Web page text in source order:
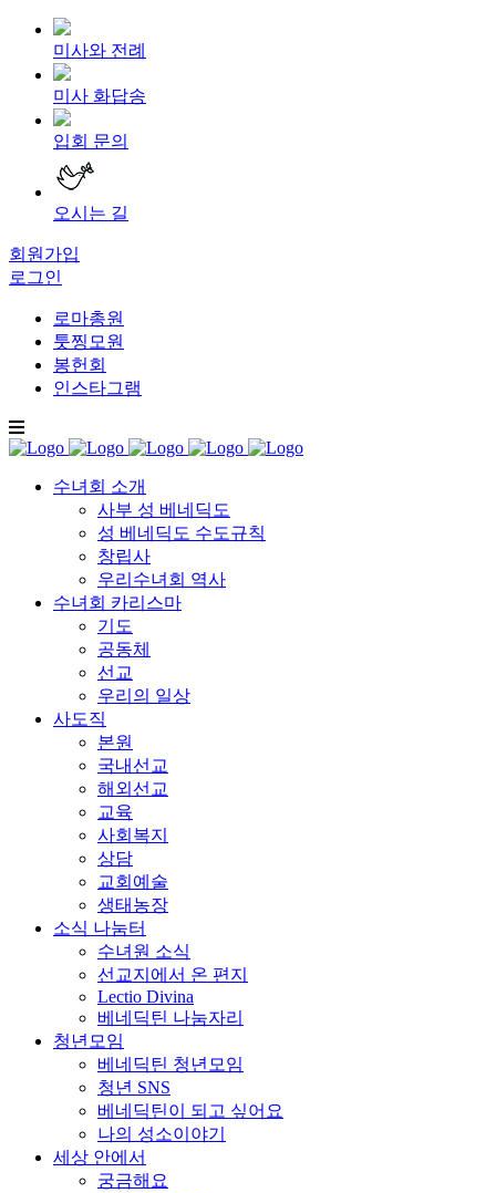
미사와 전례
미사 화답송
입회 문의
오시는 길
회원가입
로그인
로마총원
툿찡모원
봉헌회
인스타그램
수녀회 소개
사부 성 베네딕도
성 베네딕도 수도규칙
창립사
우리수녀회 역사
수녀회 카리스마
기도
공동체
선교
우리의 일상
사도직
본원
국내선교
해외선교
교육
사회복지
상담
교회예술
생태농장
소식 나눔터
수녀원 소식
선교지에서 온 편지
Lectio Divina
베네딕틴 나눔자리
청년모임
베네딕틴 청년모임
청년 SNS
베네딕틴이 되고 싶어요
나의 성소이야기
세상 안에서
궁금해요